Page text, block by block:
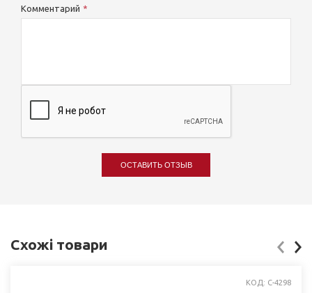
Комментарий
ОСТАВИТЬ ОТЗЫВ
Схожі товари
КОД: C-4298